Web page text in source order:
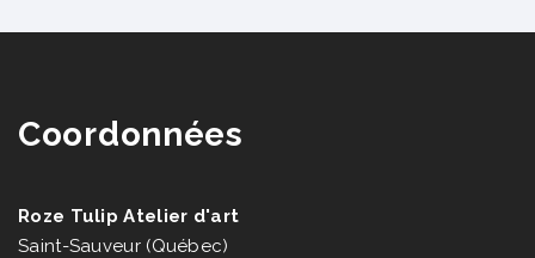
Coordonnées
Roze Tulip Atelier d'art
Saint-Sauveur (Québec)